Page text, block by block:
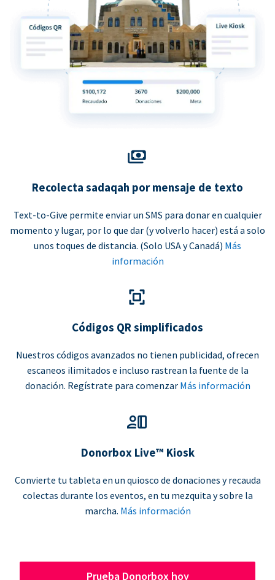
Recolecta sadaqah por mensaje de texto
Text-to-Give permite enviar un SMS para donar en cualquier
momento y lugar, por lo que dar (y volverlo hacer) está a solo
unos toques de distancia. (Solo USA y Canadá) Más
información
Códigos QR simplificados
Nuestros códigos avanzados no tienen publicidad, ofrecen
escaneos ilimitados e incluso rastrean la fuente de la
donación. Regístrate para comenzar Más información
Donorbox Live™ Kiosk
Convierte tu tableta en un quiosco de donaciones y recauda
colectas durante los eventos, en tu mezquita y sobre la
marcha. Más información
Prueba Donorbox hoy